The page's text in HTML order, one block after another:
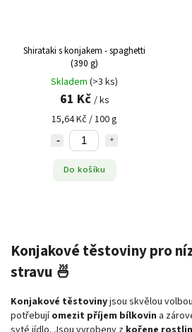
Shirataki s konjakem - spaghetti
(390 g)
Skladem (>3 ks)
61 Kč / ks
15,64 Kč / 100 g
Do košíku
Konjakové těstoviny pro
stravu 🍜
Konjakové těstovinyjsou skvělou
potřebujíomezit příjem bílkovin a